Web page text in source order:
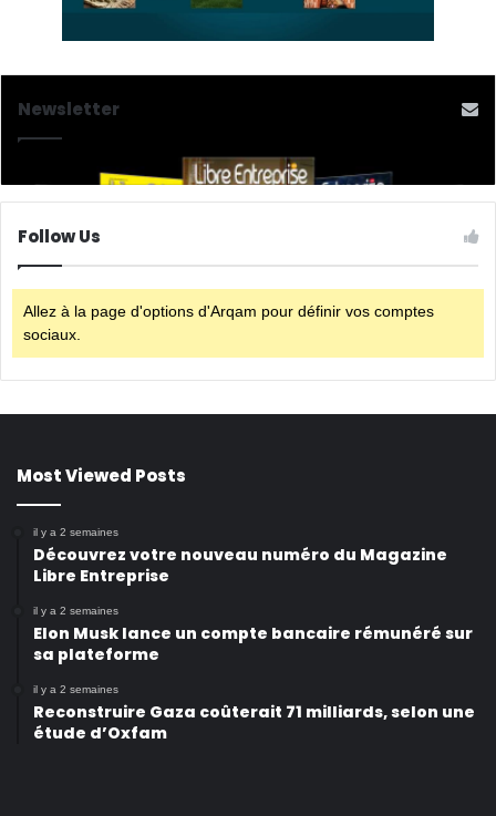
Newsletter
Follow Us
Allez à la page d'options d'Arqam pour définir vos comptes
sociaux.
Most Viewed Posts
il y a 2 semaines
Découvrez votre nouveau numéro du Magazine
Libre Entreprise
il y a 2 semaines
Elon Musk lance un compte bancaire rémunéré sur
sa plateforme
il y a 2 semaines
Reconstruire Gaza coûterait 71 milliards, selon une
étude d’Oxfam